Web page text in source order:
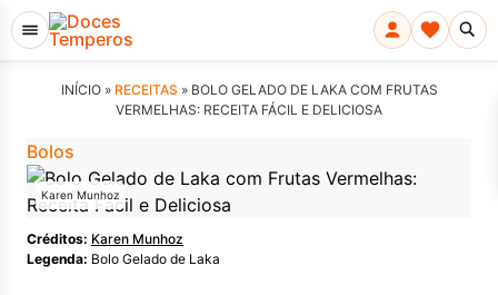
INÍCIO » RECEITAS » BOLO GELADO DE LAKA COM FRUTAS
VERMELHAS: RECEITA FÁCIL E DELICIOSA
Bolos
Karen Munhoz
Créditos: Karen Munhoz
Legenda: Bolo Gelado de Laka